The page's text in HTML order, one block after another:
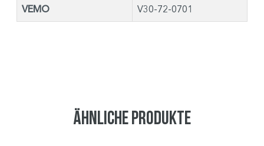
VEMO V30-72-0701
Ähnliche Produkte